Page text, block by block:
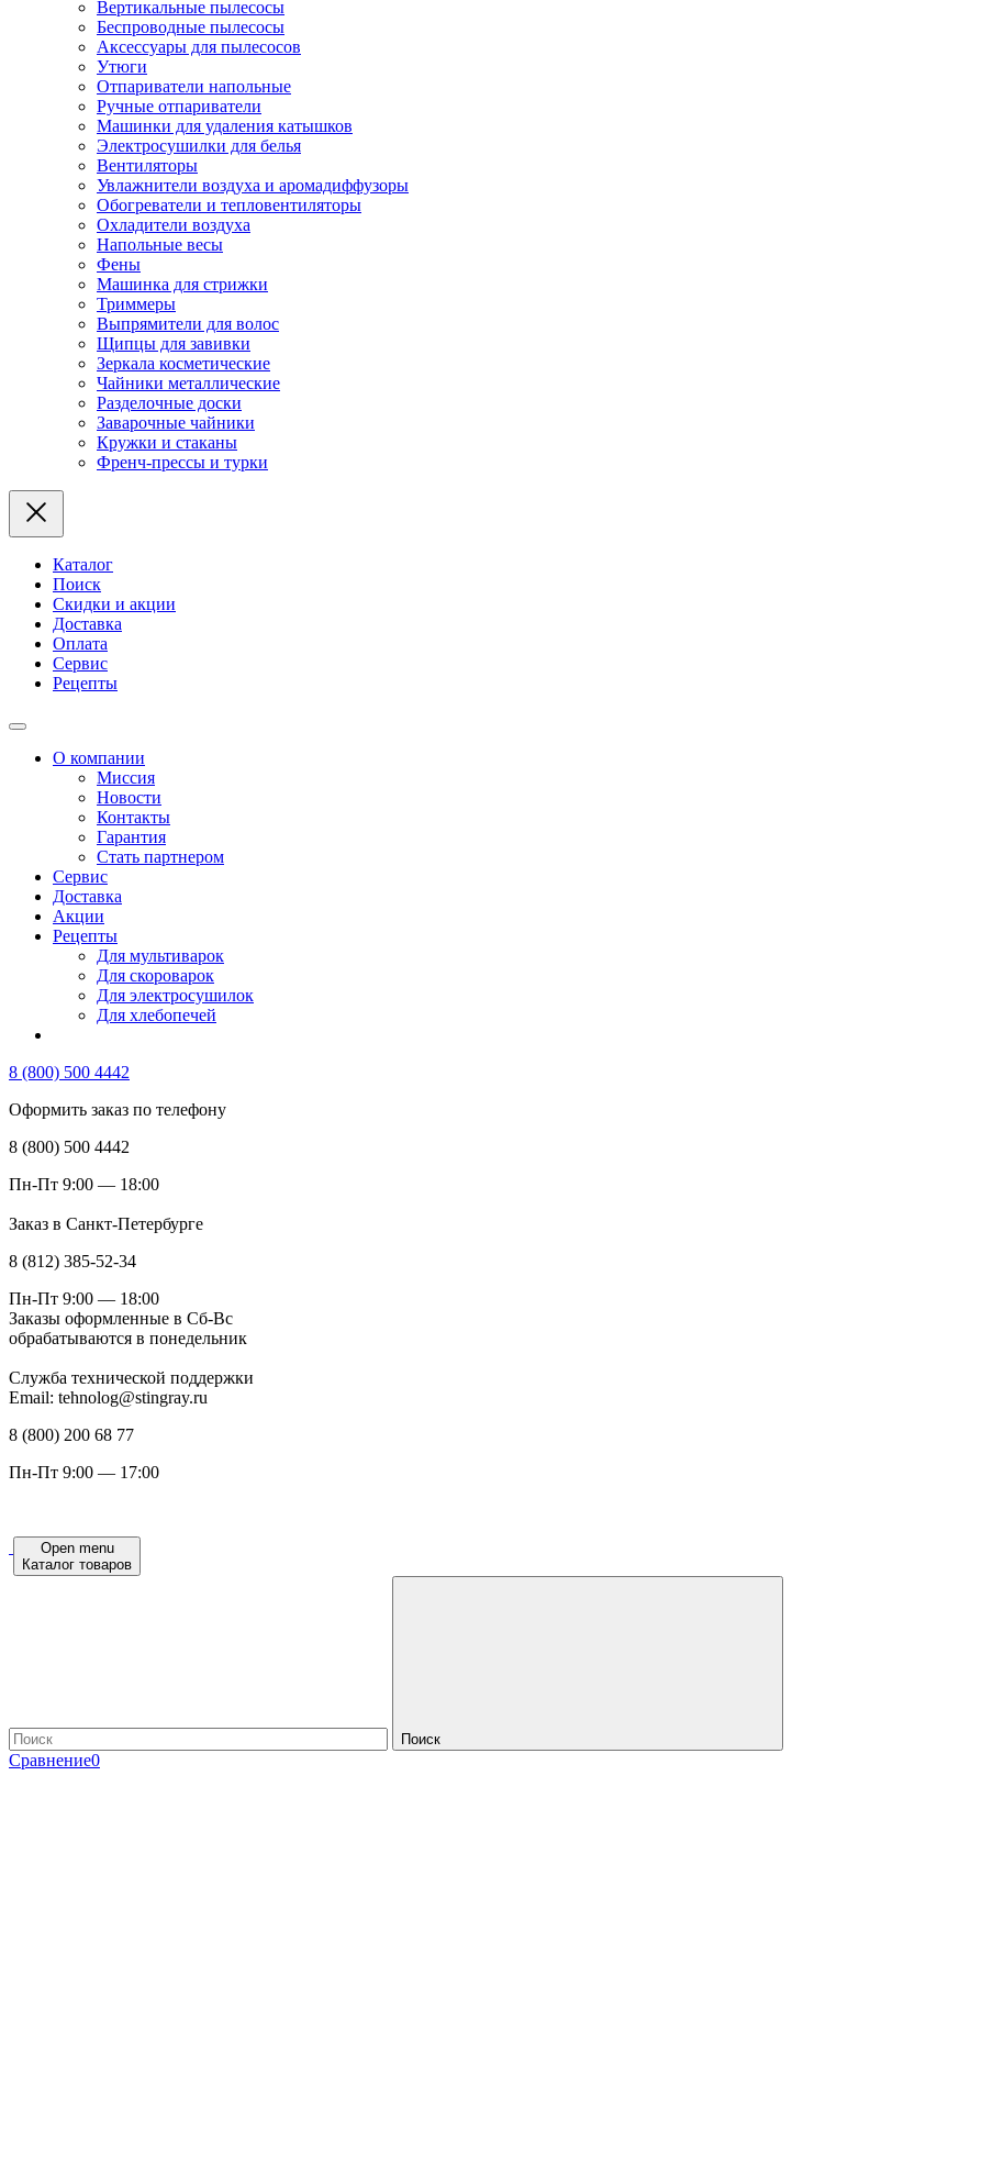
Вертикальные пылесосы
Беспроводные пылесосы
Аксессуары для пылесосов
Утюги
Отпариватели напольные
Ручные отпариватели
Машинки для удаления катышков
Электросушилки для белья
Вентиляторы
Увлажнители воздуха и аромадиффузоры
Обогреватели и тепловентиляторы
Охладители воздуха
Напольные весы
Фены
Машинка для стрижки
Триммеры
Выпрямители для волос
Щипцы для завивки
Зеркала косметические
Чайники металлические
Разделочные доски
Заварочные чайники
Кружки и стаканы
Френч-прессы и турки
Каталог
Поиск
Скидки и акции
Доставка
Оплата
Сервис
Рецепты
О компании
Миссия
Новости
Контакты
Гарантия
Стать партнером
Сервис
Доставка
Акции
Рецепты
Для мультиварок
Для скороварок
Для электросушилок
Для хлебопечей
8 (800) 500 4442
Оформить заказ по телефону
8 (800) 500 4442
Пн-Пт 9:00 — 18:00
Заказ в Санкт-Петербурге
8 (812) 385-52-34
Пн-Пт 9:00 — 18:00
Заказы оформленные в Сб-Вс
обрабатываются в понедельник
Служба технической поддержки
Email: tehnolog@stingray.ru
8 (800) 200 68 77
Пн-Пт 9:00 — 17:00
Open menu
Каталог товаров
Поиск
Сравнение0